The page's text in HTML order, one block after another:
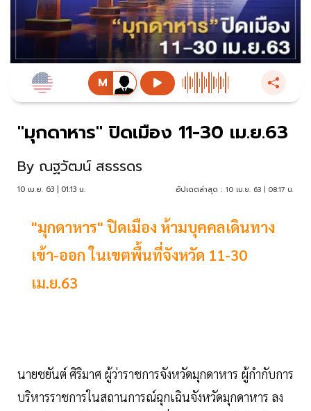
"มุกดาหาร"​ ปิดเมือง​ 11-30​ เม.ย.63
By ณฐวัฒน์ สธรรดร
10 เม.ย. 63 | 01:13 น. อัปเดตล่าสุด : 10 เม.ย. 63 | 08:17 น.
"มุกดาหาร"​ ปิดเมือง ห้ามบุคคลเดินทาง
เข้า-ออก ในเขตพื้นที่จังหวัด 11-30​
เม.ย.63
นายชยันต์ ศิริมาศ ผู้ว่าราชการจังหวัดมุกดาหาร ผู้กํากับการ
บริหารราชการในสถานการณ์ฉุกเฉินจังหวัดมุกดาหาร ลง